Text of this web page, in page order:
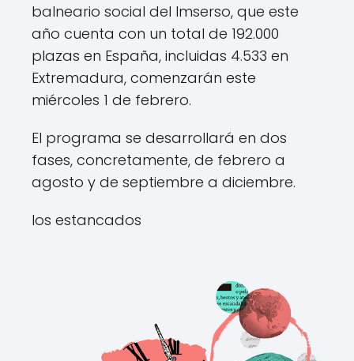
balneario social del Imserso, que este
año cuenta con un total de 192.000
plazas en España, incluidas 4.533 en
Extremadura, comenzarán este
miércoles 1 de febrero.
El programa se desarrollará en dos
fases, concretamente, de febrero a
agosto y de septiembre a diciembre.
los estancados